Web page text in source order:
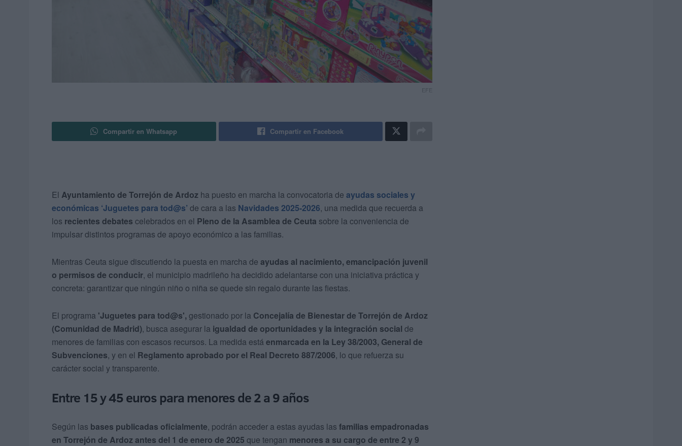
EFE
Compartir en Whatsapp Compartir en Facebook
El Ayuntamiento de Torrejón de Ardoz ha puesto en marcha la convocatoria de ayudas sociales y
económicas ‘Juguetes para tod@s’ de cara a las Navidades 2025-2026, una medida que recuerda a
los recientes debates celebrados en el Pleno de la Asamblea de Ceuta sobre la conveniencia de
impulsar distintos programas de apoyo económico a las familias.
Mientras Ceuta sigue discutiendo la puesta en marcha de ayudas al nacimiento, emancipación juvenil
o permisos de conducir, el municipio madrileño ha decidido adelantarse con una iniciativa práctica y
concreta: garantizar que ningún niño o niña se quede sin regalo durante las fiestas.
El programa 'Juguetes para tod@s', gestionado por la Concejalía de Bienestar de Torrejón de Ardoz
(Comunidad de Madrid), busca asegurar la igualdad de oportunidades y la integración social de
menores de familias con escasos recursos. La medida está enmarcada en la Ley 38/2003, General de
Subvenciones, y en el Reglamento aprobado por el Real Decreto 887/2006, lo que refuerza su
carácter social y transparente.
Entre 15 y 45 euros para menores de 2 a 9 años
Según las bases publicadas oficialmente, podrán acceder a estas ayudas las familias empadronadas
en Torrejón de Ardoz antes del 1 de enero de 2025 que tengan menores a su cargo de entre 2 y 9